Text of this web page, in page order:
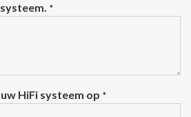
*
HiFi systeem op *